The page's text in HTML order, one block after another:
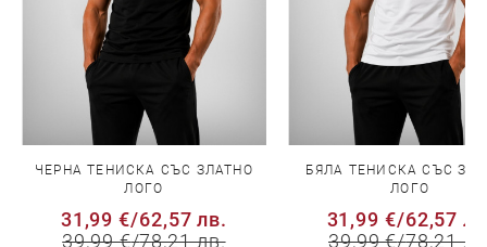
ЧЕРНА ТЕНИСКА СЪС ЗЛАТНО
ЛОГО
31,99 €/62,57 лв.
39,99 €/78,21 лв.
БЯЛА ТЕНИСКА СЪС
ЛОГО
31,99 €/62,57
39,99 €/78,21